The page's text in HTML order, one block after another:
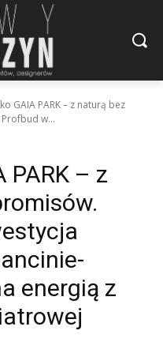
GAIA PARK – z naturą bez
w...
PARK – z
energią z